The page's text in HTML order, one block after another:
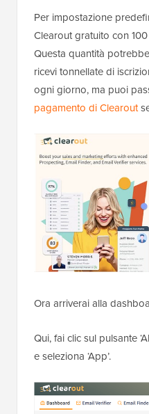
Per impostazione
Clearout gratuito con
Questa quantità
ricevi tonnellate di
ogni giorno, ma puoi
pagamento di Clearout
Ora arriverai alla
Qui, fai clic sul pulsante
e seleziona ‘App’.